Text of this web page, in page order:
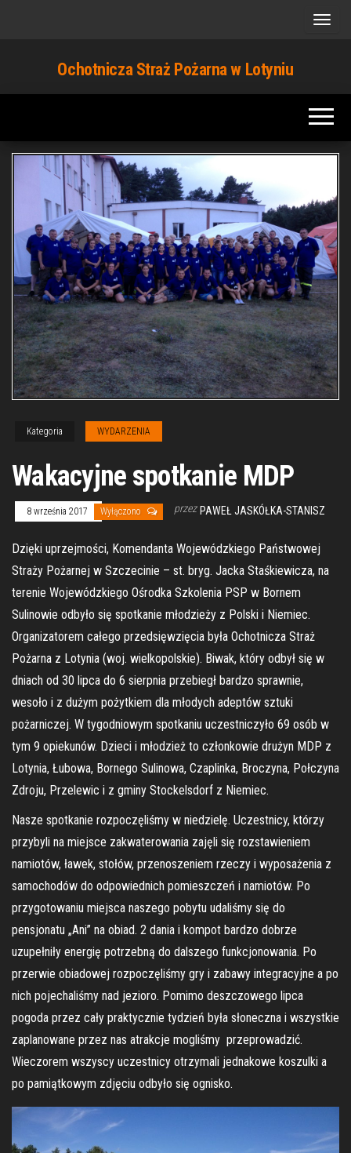
Ochotnicza Straż Pożarna w Lotyniu
Kategoria WYDARZENIA
Wakacyjne spotkanie MDP
8 września 2017 Wyłączono przez PAWEŁ JASKÓŁKA-STANISZ
Dzięki uprzejmości, Komendanta Wojewódzkiego Państwowej
Straży Pożarnej w Szczecinie – st. bryg. Jacka Staśkiewicza, na
terenie Wojewódzkiego Ośrodka Szkolenia PSP w Bornem
Sulinowie odbyło się spotkanie młodzieży z Polski i Niemiec.
Organizatorem całego przedsięwzięcia była Ochotnicza Straż
Pożarna z Lotynia (woj. wielkopolskie). Biwak, który odbył się w
dniach od 30 lipca do 6 sierpnia przebiegł bardzo sprawnie,
wesoło i z dużym pożytkiem dla młodych adeptów sztuki
pożarniczej. W tygodniowym spotkaniu uczestniczyło 69 osób w
tym 9 opiekunów. Dzieci i młodzież to członkowie drużyn MDP z
Lotynia, Łubowa, Bornego Sulinowa, Czaplinka, Broczyna, Połczyna
Zdroju, Przelewic i z gminy Stockelsdorf z Niemiec.
Nasze spotkanie rozpoczęliśmy w niedzielę. Uczestnicy, którzy
przybyli na miejsce zakwaterowania zajęli się rozstawieniem
namiotów, ławek, stołów, przenoszeniem rzeczy i wyposażenia z
samochodów do odpowiednich pomieszczeń i namiotów. Po
przygotowaniu miejsca naszego pobytu udaliśmy się do
pensjonatu „Ani” na obiad. 2 dania i kompot bardzo dobrze
uzupełniły energię potrzebną do dalszego funkcjonowania. Po
przerwie obiadowej rozpoczęliśmy gry i zabawy integracyjne a po
nich pojechaliśmy nad jezioro. Pomimo deszczowego lipca
pogoda przez cały praktycznie tydzień była słoneczna i wszystkie
zaplanowane przez nas atrakcje mogliśmy przeprowadzić.
Wieczorem wszyscy uczestnicy otrzymali jednakowe koszulki a
po pamiątkowym zdjęciu odbyło się ognisko.